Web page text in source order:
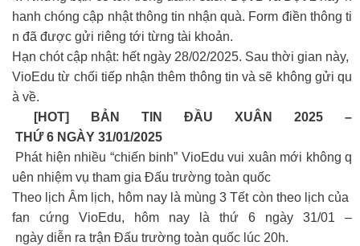
hanh chóng cập nhật thông tin nhận quà. Form điền thông ti
n đã được gửi riêng tới từng tài khoản.
Hạn chót cập nhật: hết ngày 28/02/2025. Sau thời gian này,
VioEdu từ chối tiếp nhận thêm thông tin và sẽ không gửi qu
à về.
[HOT] BẢN TIN ĐẦU XUÂN 2025 –
THỨ 6 NGÀY 31/01/2025
Phát hiện nhiều “chiến binh” VioEdu vui xuân mới không q
uên nhiệm vụ tham gia Đấu trường toàn quốc
Theo lịch Âm lịch, hôm nay là mùng 3 Tết còn theo lịch của
fan cứng VioEdu, hôm nay là thứ 6 ngày 31/01 –
ngày diễn ra trận Đấu trường toàn quốc lúc 20h.